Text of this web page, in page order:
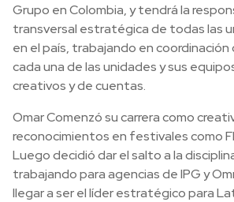
Grupo en Colombia, y tendrá la
transversal estratégica de todas las
en el país, trabajando en coordinación
cada una de las unidades y sus
creativos y de cuentas.
Omar Comenzó su carrera como
reconocimientos en festivales como
Luego decidió dar el salto a la
trabajando para agencias de IPG y
llegar a ser el líder estratégico para